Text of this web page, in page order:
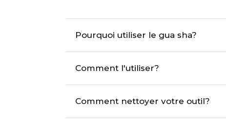
Pourquoi utiliser le gua sha?
Comment l'utiliser?
Comment nettoyer votre outil?